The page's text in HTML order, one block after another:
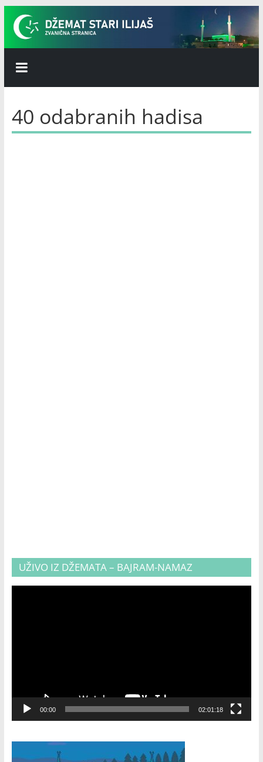
Skip
content
Džemat
Stari
Ilijaš
40 odabranih hadisa
UŽIVO IZ DŽEMATA – BAJRAM-NAMAZ
00:00 02:01:18